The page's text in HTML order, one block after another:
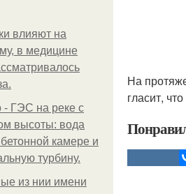
влияют на
в медицине
- ГЭС на реке с
высоты: вода
камере и
турбину.
из нии имени
На
гласит,